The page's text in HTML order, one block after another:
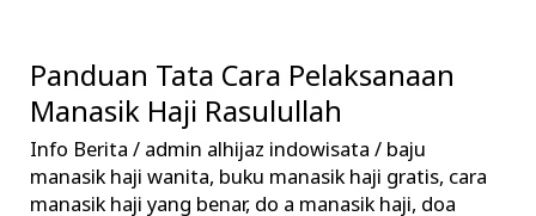
Panduan Tata Cara Pelaksanaan
Manasik Haji Rasulullah
Info Berita / admin alhijaz indowisata/ baju
manasik haji wanita, buku manasik haji gratis, cara
manasik haji yang benar, do a manasik haji, doa
Panduan
Tata
Cara
Pelaksanaan
Manasik